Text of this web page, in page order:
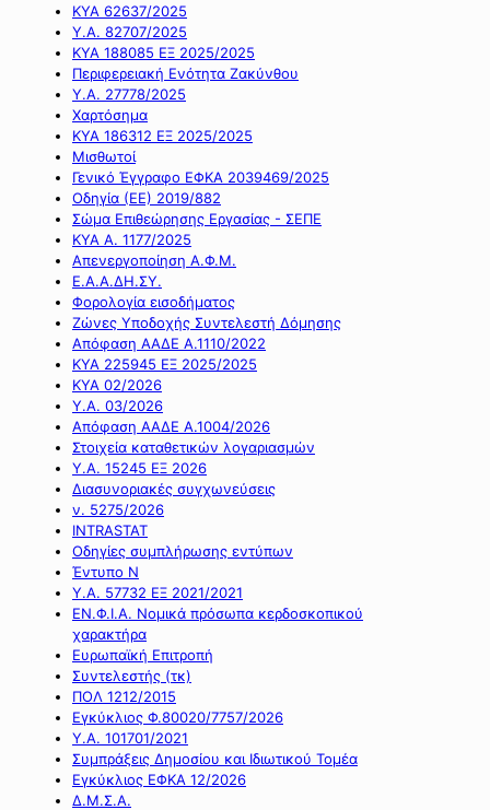
ΚΥΑ 62637/2025
Υ.Α. 82707/2025
ΚΥΑ 188085 ΕΞ 2025/2025
Περιφερειακή Ενότητα Ζακύνθου
Υ.Α. 27778/2025
Χαρτόσημα
ΚΥΑ 186312 ΕΞ 2025/2025
Μισθωτοί
Γενικό Έγγραφο ΕΦΚΑ 2039469/2025
Οδηγία (ΕΕ) 2019/882
Σώμα Επιθεώρησης Εργασίας - ΣΕΠΕ
ΚΥΑ Α. 1177/2025
Απενεργοποίηση Α.Φ.Μ.
Ε.Α.Α.ΔΗ.ΣΥ.
Φορολογία εισοδήματος
Ζώνες Υποδοχής Συντελεστή Δόμησης
Απόφαση ΑΑΔΕ Α.1110/2022
ΚΥΑ 225945 ΕΞ 2025/2025
ΚΥΑ 02/2026
Υ.Α. 03/2026
Απόφαση ΑΑΔΕ Α.1004/2026
Στοιχεία καταθετικών λογαριασμών
Υ.Α. 15245 ΕΞ 2026
Διασυνοριακές συγχωνεύσεις
ν. 5275/2026
INTRASTAT
Οδηγίες συμπλήρωσης εντύπων
Έντυπο Ν
Υ.Α. 57732 ΕΞ 2021/2021
ΕΝ.Φ.Ι.Α. Νομικά πρόσωπα κερδοσκοπικού
χαρακτήρα
Ευρωπαϊκή Επιτροπή
Συντελεστής (τκ)
ΠΟΛ 1212/2015
Εγκύκλιος Φ.80020/7757/2026
Υ.Α. 101701/2021
Συμπράξεις Δημοσίου και Ιδιωτικού Τομέα
Εγκύκλιος ΕΦΚΑ 12/2026
Δ.Μ.Σ.Α.